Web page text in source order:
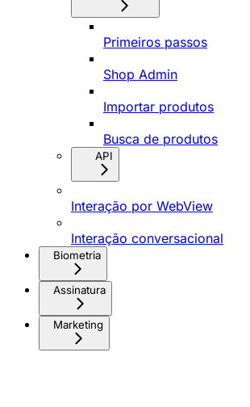
Primeiros passos
Shop Admin
Importar produtos
Busca de produtos
API
Interação por WebView
Interação conversacional
Biometria
Assinatura
Marketing